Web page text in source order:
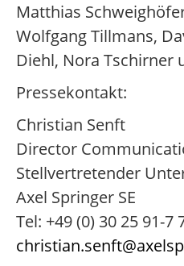
Matthias
Wolfgang Tillmans,
Diehl, Nora Tschirner
Pressekontakt:
Christian Senft
Director
Stellvertretender
Axel Springer SE
Tel: +49 (0) 30 25 91-7